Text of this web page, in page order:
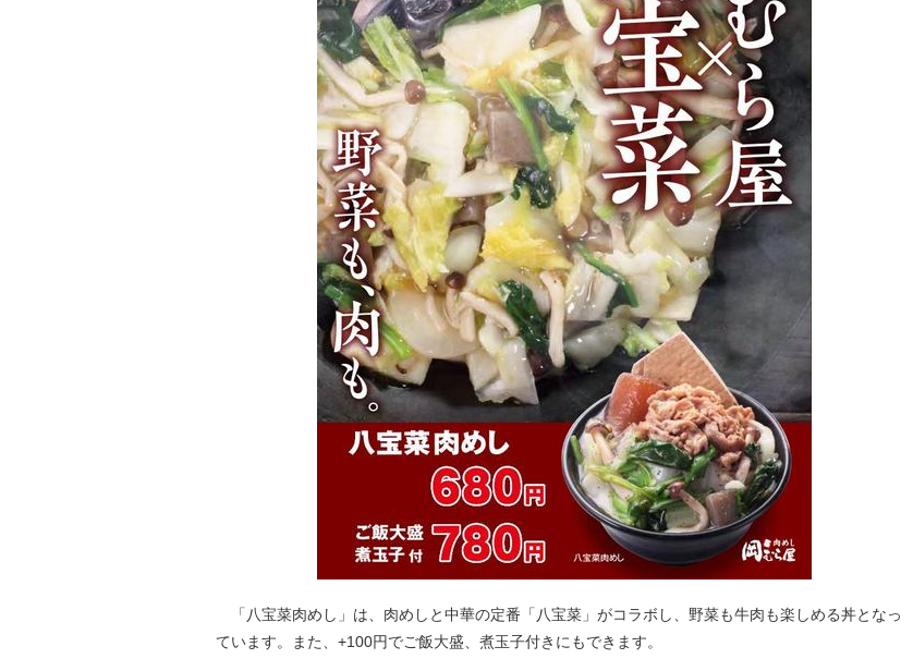
「八宝菜肉めし」は、肉めしと中華の定番「八宝菜」がコラボし、野菜も牛肉も楽しめる丼となっ
ています。また、+100円でご飯大盛、煮玉子付きにもできます。